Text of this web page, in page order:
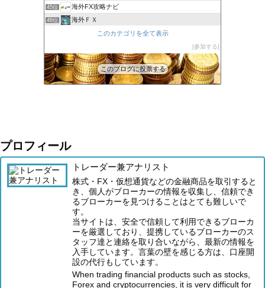
45位 海外FX攻略ナビ
46位 海外ＦＸ
XM口座開設方法2022
FXの自動売買(EA)は本当に勝てるのか検証してみた
このカテゴリを全て表示
参加する
このブログに投票する
プロフィール
トレーダー兼アナリスト
株式・FX・仮想通貨などの金融商品を取引すると
き、個人がブローカーの情報を収集し、信頼でき
るブローカーを見つけることはとても難しいで
す。
当サイトは、安全で信頼して利用できるブローカ
ーを厳選しており、提携しているブローカーのス
タッフ達と連絡を取り合いながら、最新の情報を
入手しています。言葉の壁を感じる方は、口座開
設の代行もしています。
When trading financial products such as stocks,
Forex and cryptocurrencies, it is very difficult for